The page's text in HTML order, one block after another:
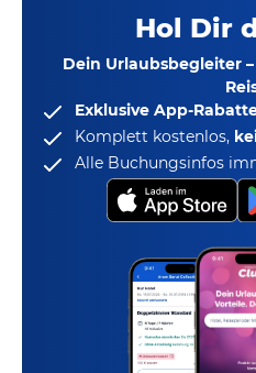
Hol Dir
Dein Urlaubsbegleiter
Exklusive App-
Komplett kostenlos,
Alle Buchungsinfos